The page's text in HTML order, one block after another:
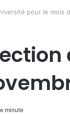
pour le mois
minute